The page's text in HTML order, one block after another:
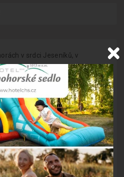
v srdci Jeseníků, v
stravou, odpočinkem ve
na počasí i lyžováním na 1 den
o letošních svátcích?
a objednejte si svůj
hotelu:
cs/pobyty-jeseniky/38312-
a-se-skipasem-zdarma-4-